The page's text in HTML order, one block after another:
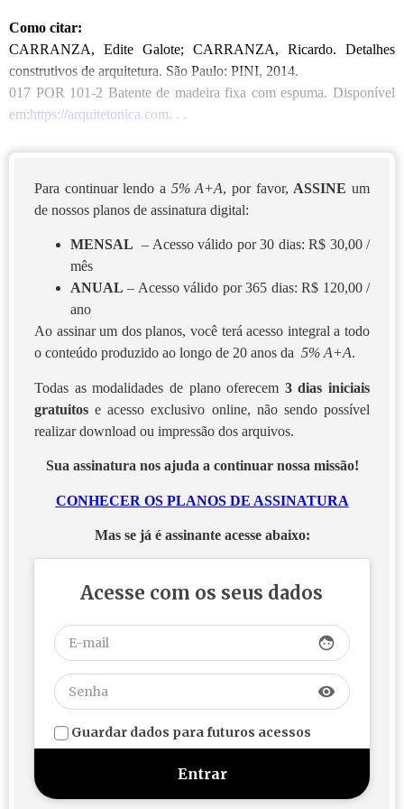
Como citar:
CARRANZA, Edite Galote; CARRANZA, Ricardo. Detalhes
construtivos de arquitetura. São Paulo: PINI, 2014.
017 POR 101-2 Batente de madeira fixa com espuma. Disponível
em:https://arquitetonica.com. . .
Para continuar lendo a 5% A+A, por favor, ASSINE um
de nossos planos de assinatura digital:
MENSAL – Acesso válido por 30 dias: R$ 30,00 /
mês
ANUAL – Acesso válido por 365 dias: R$ 120,00 /
ano
Ao assinar um dos planos, você terá acesso integral a todo
o conteúdo produzido ao longo de 20 anos da 5% A+A.
Todas as modalidades de plano oferecem 3 dias iniciais
gratuitos e acesso exclusivo online, não sendo possível
realizar download ou impressão dos arquivos.
Sua assinatura nos ajuda a continuar nossa missão!
CONHECER OS PLANOS DE ASSINATURA
Mas se já é assinante acesse abaixo:
Acesse com os seus dados
face
visibility
Guardar dados para futuros acessos